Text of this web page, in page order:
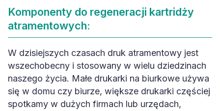
Komponenty do regeneracji kartridży
atramentowych:
W dzisiejszych czasach druk atramentowy jest
wszechobecny i stosowany w wielu dziedzinach
naszego życia. Małe drukarki na biurkowe używa
się w domu czy biurze, większe drukarki częściej
spotkamy w dużych firmach lub urzędach,